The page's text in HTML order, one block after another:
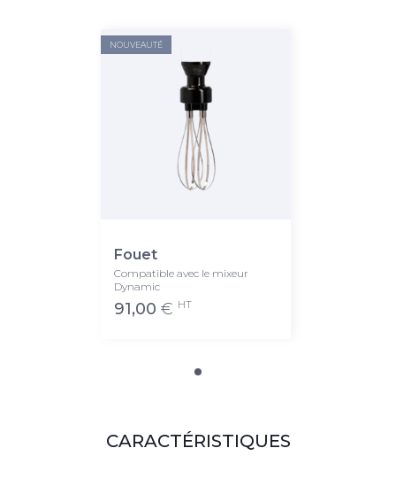
NOUVEAUTÉ
Fouet
Compatible avec le mixeur
Dynamic
91,00 € HT
CARACTÉRISTIQUES